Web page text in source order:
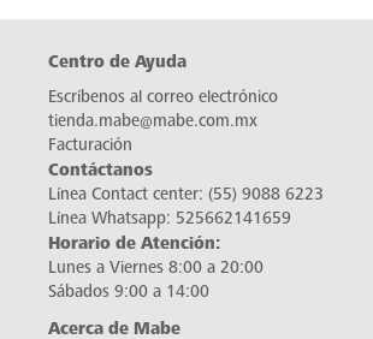
Centro de Ayuda
Escríbenos al correo electrónico
tienda.mabe@mabe.com.mx
Facturación
Contáctanos
Línea Contact center: (55) 9088 6223
Línea Whatsapp: 525662141659
Horario de Atención:
Lunes a Viernes 8:00 a 20:00
Sábados 9:00 a 14:00
Acerca de Mabe